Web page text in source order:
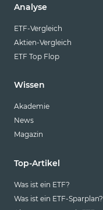
Analyse
ETF-Vergleich
Aktien-Vergleich
ETF Top Flop
Wissen
Akademie
News
Magazin
Top-Artikel
Was ist ein ETF?
Was ist ein ETF-Sparplan?